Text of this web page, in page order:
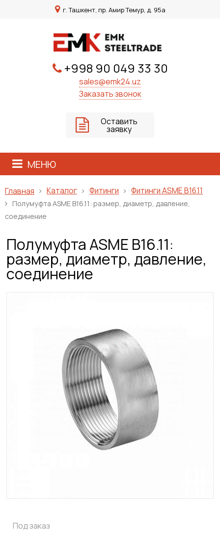
г. Ташкент, пр. Амир Темур, д. 95а
+998 90 049 33 30
sales@emk24.uz
Заказать звонок
Оставить
заявку
МЕНЮ
Главная Каталог Фитинги Фитинги ASME B16.11
Полумуфта ASME B16.11: размер, диаметр, давление,
соединение
Полумуфта ASME B16.11:
размер, диаметр, давление,
соединение
Под заказ